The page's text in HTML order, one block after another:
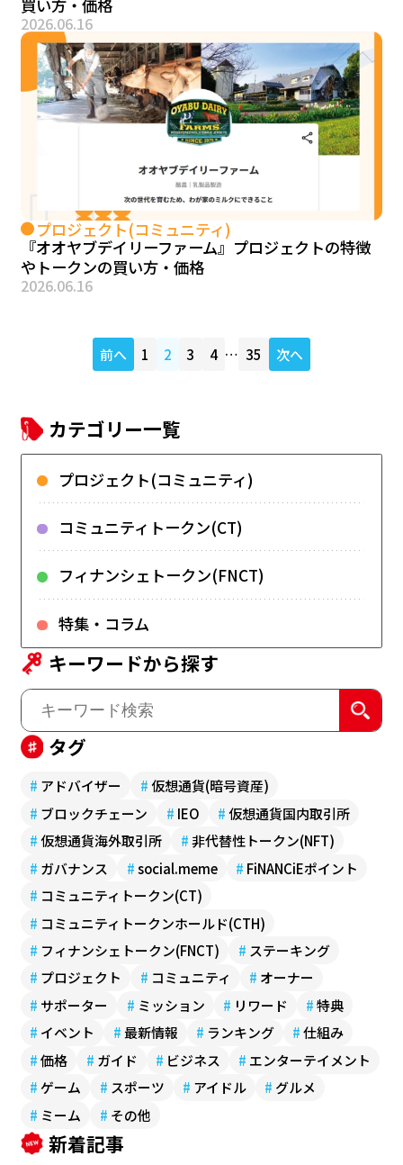
買い方・価格
2026.06.16
プロジェクト(コミュニティ)
『オオヤブデイリーファーム』プロジェクトの特徴
やトークンの買い方・価格
2026.06.16
前へ 1 2 3 4 … 35 次へ
カテゴリー一覧
プロジェクト(コミュニティ)
コミュニティトークン(CT)
フィナンシェトークン(FNCT)
特集・コラム
キーワードから探す
タグ
# アドバイザー #仮想通貨(暗号資産)
# ブロックチェーン # IEO #仮想通貨国内取引所
#仮想通貨海外取引所 #非代替性トークン(NFT)
# ガバナンス #social.meme # FiNANCiEポイント
# コミュニティトークン(CT)
# コミュニティトークンホールド(CTH)
# フィナンシェトークン(FNCT) # ステーキング
# プロジェクト # コミュニティ # オーナー
# サポーター # ミッション # リワード #特典
# イベント #最新情報 # ランキング #仕組み
#価格 # ガイド # ビジネス # エンターテイメント
# ゲーム # スポーツ # アイドル # グルメ
# ミーム # その他
新着記事